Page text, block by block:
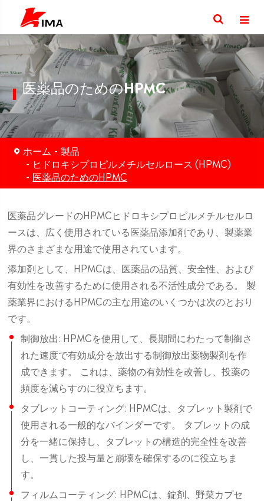
医薬品のためのHPMC
ホーム
製品
ヒドロキシプロピルメチルセルロース (HPMC)
医薬品のためのHPMC
医薬品グレードのHPMCヒドロキシプロピルメチルセルロ
ースは、広く使用されている医薬品添加剤であり、製薬業
界のさまざまな用途で使用されています。
添加剤として、HPMCは、医薬品の品質、安全性、および
有効性を改善するために使用される不活性成分である。 製
薬業界におけるHPMCの主な用途のいくつかは次のとおり
です。
制御放出: HPMCを使用して、長期間にわたって制御さ
れた速度で有効成分を放出する制御放出薬物製剤を作
成できます。 これは、薬物の有効性を改善し、投薬の
頻度を減らすのに役立ちます。
タブレットコーティング: HPMCは、タブレット製剤で
使用される一般的なバインダーです。 タブレットの成
分を一緒に保持し、タブレットの構造的完全性を改善
し、一貫した投与量と崩壊を確保するのに役立ちま
す。
フィルムコーティング: HPMCは、錠剤、野菜カプセ